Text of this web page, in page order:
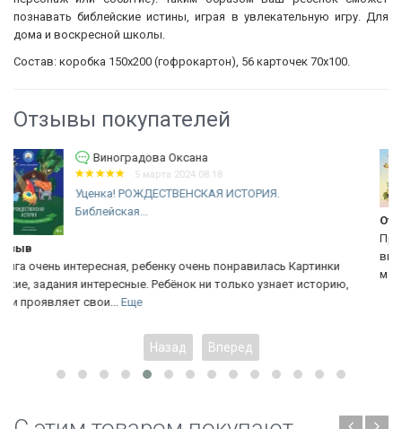
познавать библейские истины, играя в увлекательную игру. Для
дома и воскресной школы.
Состав: коробка 150х200 (гофрокартон), 56 карточек 70х100.
Отзывы покупателей
Картинки
историю,
Детская игра «МЕМОРИ»
Приобрели игру год назад, с девчонками много
впервые все стихи собрали - аж дух перехватило от
мощи Божьих истин, собранных...Еще
Назад Вперед